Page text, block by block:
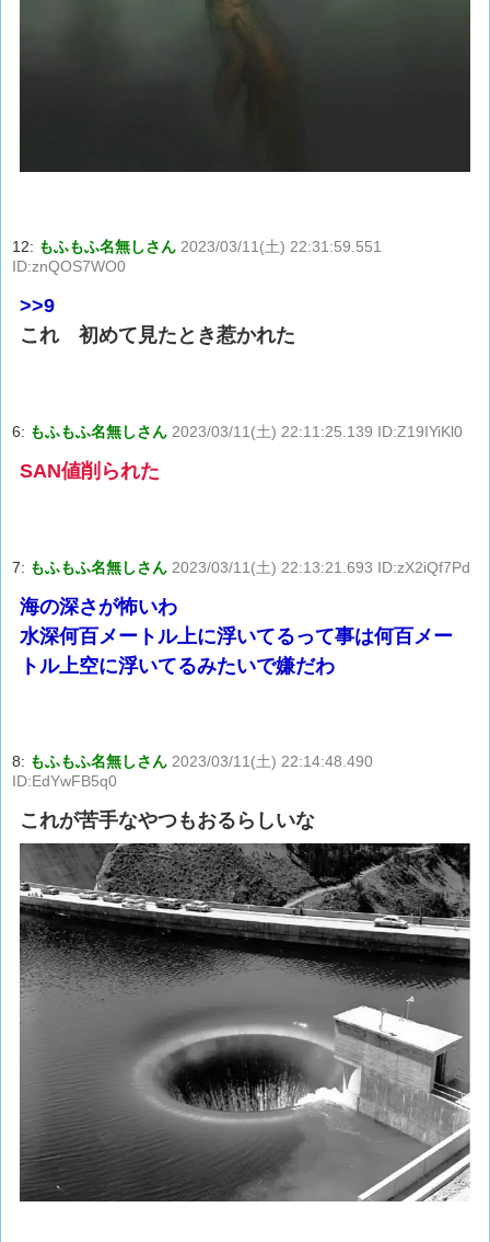
12: もふもふ名無しさん 2023/03/11(土) 22:31:59.551
ID:znQOS7WO0
>>9
これ 初めて見たとき惹かれた
6: もふもふ名無しさん 2023/03/11(土) 22:11:25.139 ID:Z19IYiKl0
SAN値削られた
7: もふもふ名無しさん 2023/03/11(土) 22:13:21.693 ID:zX2iQf7Pd
海の深さが怖いわ
水深何百メートル上に浮いてるって事は何百メー
トル上空に浮いてるみたいで嫌だわ
8: もふもふ名無しさん 2023/03/11(土) 22:14:48.490
ID:EdYwFB5q0
これが苦手なやつもおるらしいな